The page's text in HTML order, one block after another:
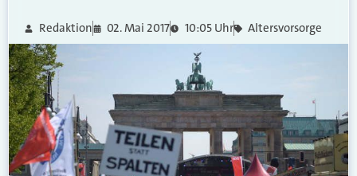
Redaktion 02. Mai 2017 10:05 Uhr Altersvorsorge